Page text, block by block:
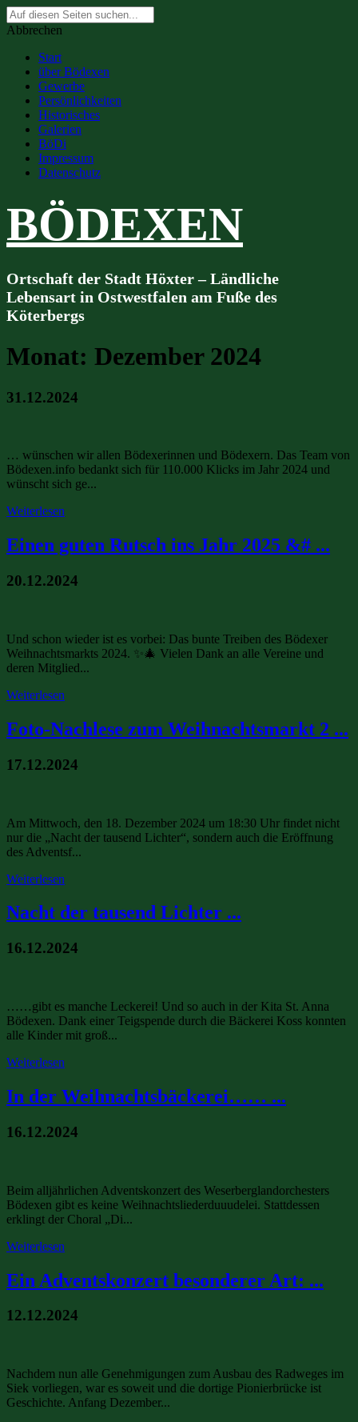
Suche
nach:
Abbrechen
Start
über Bödexen
Gewerbe
Persönlichkeiten
Historisches
Galerien
BöDi
Impressum
Datenschutz
BÖDEXEN
Ortschaft der Stadt Höxter – Ländliche
Lebensart in Ostwestfalen am Fuße des
Köterbergs
Monat: Dezember 2024
31.12.2024
… wünschen wir allen Bödexerinnen und Bödexern. Das Team von
Bödexen.info bedankt sich für 110.000 Klicks im Jahr 2024 und
wünscht sich ge...
Weiterlesen
Einen guten Rutsch ins Jahr 2025 &# ...
20.12.2024
Und schon wieder ist es vorbei: Das bunte Treiben des Bödexer
Weihnachtsmarkts 2024. ✨🎄 Vielen Dank an alle Vereine und
deren Mitglied...
Weiterlesen
Foto-Nachlese zum Weihnachtsmarkt 2 ...
17.12.2024
Am Mittwoch, den 18. Dezember 2024 um 18:30 Uhr findet nicht
nur die „Nacht der tausend Lichter“, sondern auch die Eröffnung
des Adventsf...
Weiterlesen
Nacht der tausend Lichter ...
16.12.2024
……gibt es manche Leckerei! Und so auch in der Kita St. Anna
Bödexen. Dank einer Teigspende durch die Bäckerei Koss konnten
alle Kinder mit groß...
Weiterlesen
In der Weihnachtsbäckerei…… ...
16.12.2024
Beim alljährlichen Adventskonzert des Weserberglandorchesters
Bödexen gibt es keine Weihnachtsliederduuudelei. Stattdessen
erklingt der Choral „Di...
Weiterlesen
Ein Adventskonzert besonderer Art: ...
12.12.2024
Nachdem nun alle Genehmigungen zum Ausbau des Radweges im
Siek vorliegen, war es soweit und die dortige Pionierbrücke ist
Geschichte. Anfang Dezember...